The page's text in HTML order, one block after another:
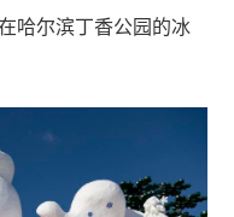
哈尔滨丁香公园的冰